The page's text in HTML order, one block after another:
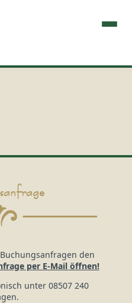
den
per E-Mail öffnen!
unter 08507 240